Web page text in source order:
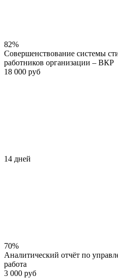
82%
Совершенствование системы
работников организации – ВКР
18 000 руб
14 дней
70%
Аналитический отчёт по
работа
3 000 руб